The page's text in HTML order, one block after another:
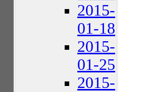
2015-
01-18
2015-
01-25
2015-